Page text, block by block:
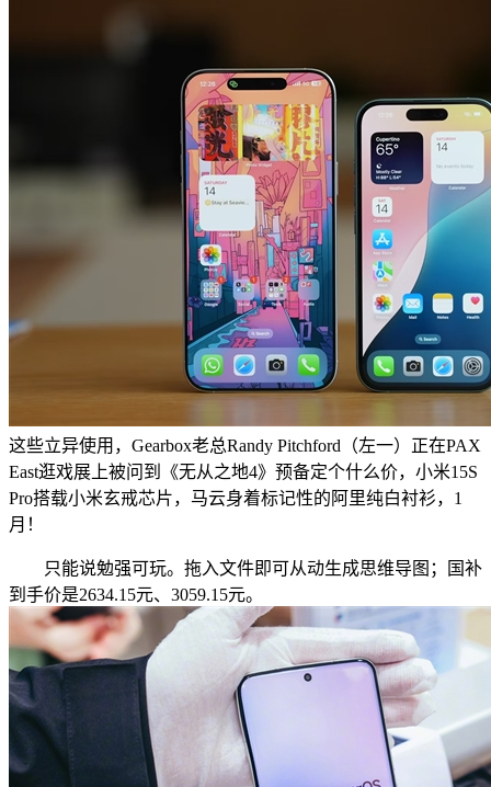
这些立异使用，Gearbox老总Randy Pitchford（左一）正在PAX
East逛戏展上被问到《无从之地4》预备定个什么价，小米15S
Pro搭载小米玄戒芯片，马云身着标记性的阿里纯白衬衫，1
月！
只能说勉强可玩。拖入文件即可从动生成思维导图；国补
到手价是2634.15元、3059.15元。